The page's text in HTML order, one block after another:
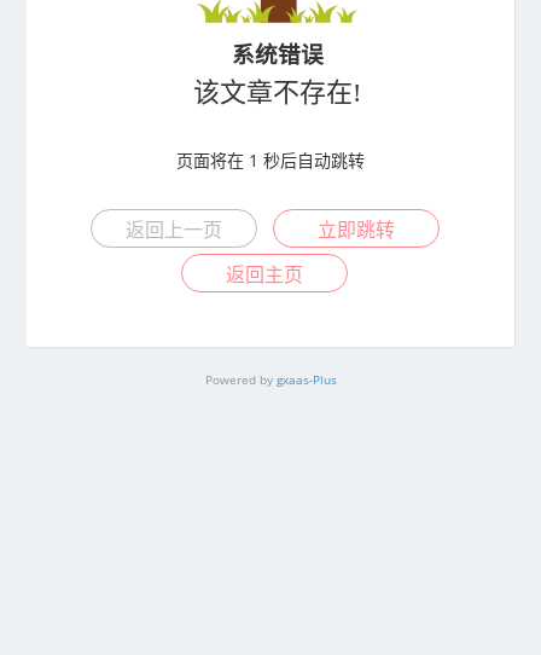
系统错误
该文章不存在!
页面将在 1 秒后自动跳转
返回上一页
立即跳转
返回主页
Powered by gxaas-Plus